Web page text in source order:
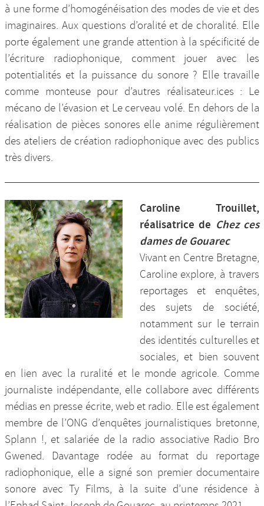
à une forme d’homogénéisation des modes de vie et des
imaginaires. Aux questions d’oralité et de choralité. Elle
porte également une grande attention à la spécificité de
l’écriture radiophonique, comment jouer avec les
potentialités et la puissance du sonore ? Elle travaille
comme monteuse pour d’autres réalisateur.ices : Le
mécano de l’évasion et Le cerveau volé. En dehors de la
réalisation de pièces sonores elle anime régulièrement
des ateliers de création radiophonique avec des publics
très divers.
Caroline Trouillet,
réalisatrice de Chez ces
dames de Gouarec
Vivant en Centre Bretagne,
Caroline explore, à travers
reportages et enquêtes,
des sujets de société,
notamment sur le terrain
des identités culturelles et
sociales, et bien souvent
en lien avec la ruralité et le monde agricole. Comme
journaliste indépendante, elle collabore avec différents
médias en presse écrite, web et radio. Elle est également
membre de l’ONG d’enquêtes journalistiques bretonne,
Splann !, et salariée de la radio associative Radio Bro
Gwened. Davantage rodée au format du reportage
radiophonique, elle a signé son premier documentaire
sonore avec Ty Films, à la suite d’une résidence à